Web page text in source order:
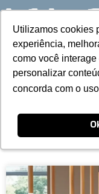
Utilizamos cookies
experiência,
como você
personalizar
concorda com o
Utilizamos cookies
experiência,
como você
personalizar
concorda com o
Pular
para
o
conteúdo